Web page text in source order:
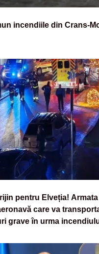
incendiile din Crans-
pentru Elveția!
care va
grave în urma